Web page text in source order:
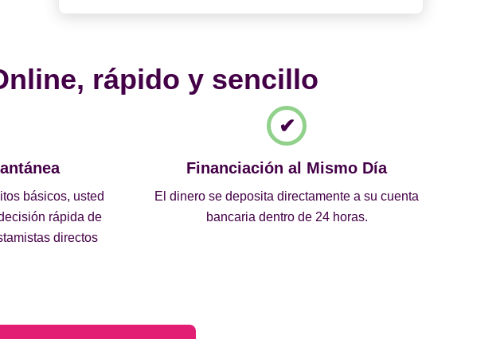
rápido y sencillo
básicos, usted
rápida de
directos
Financiación al Mismo Día
El dinero se deposita directamente a su cuenta
bancaria dentro de 24 horas.